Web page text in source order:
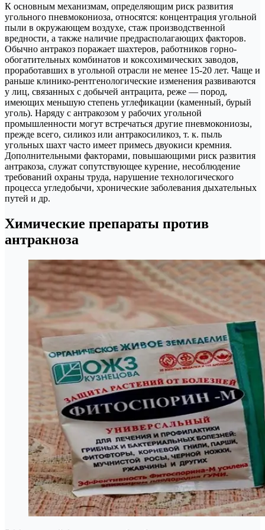
К основным механизмам, определяющим риск развития
угольного пневмокониоза, относятся: концентрация угольной
пыли в окружающем воздухе, стаж производственной
вредности, а также наличие предрасполагающих факторов.
Обычно антракоз поражает шахтеров, работников горно-
обогатительных комбинатов и коксохимических заводов,
проработавших в угольной отрасли не менее 15-20 лет. Чаще и
раньше клинико-рентгенологические изменения развиваются
у лиц, связанных с добычей антрацита, реже — пород,
имеющих меньшую степень углефикации (каменный, бурый
уголь). Наряду с антракозом у рабочих угольной
промышленности могут встречаться другие пневмокониозы,
прежде всего, силикоз или антракосиликоз, т. к. пыль
угольных шахт часто имеет примесь двуокиси кремния.
Дополнительными факторами, повышающими риск развития
антракоза, служат сопутствующее курение, несоблюдение
требований охраны труда, нарушение технологического
процесса угледобычи, хронические заболевания дыхательных
путей и др.
Химические препараты против
антракноза